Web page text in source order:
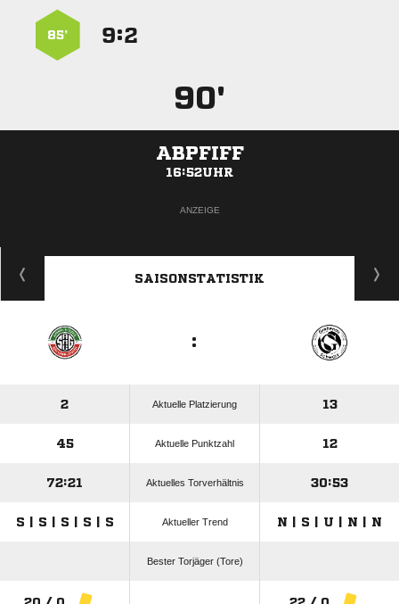
:
85’
90'
ABPFIFF
16:52UHR
ANZEIGE
SAISONSTATISTIK
:
2 Aktuelle Platzierung 13
45 Aktuelle Punktzahl 12
72:21 Aktuelles Torverhältnis 30:53
S | S | S | S | S Aktueller Trend N | S | U | N | N
Bester Torjäger (Tore)